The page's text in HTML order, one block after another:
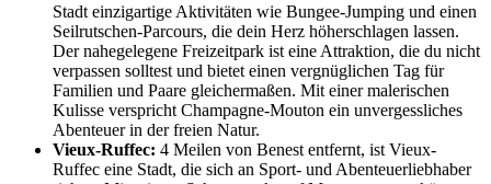
Stadt einzigartige Aktivitäten wie Bungee-Jumping und einen
Seilrutschen-Parcours, die dein Herz höherschlagen lassen.
Der nahegelegene Freizeitpark ist eine Attraktion, die du nicht
verpassen solltest und bietet einen vergnüglichen Tag für
Familien und Paare gleichermaßen. Mit einer malerischen
Kulisse verspricht Champagne-Mouton ein unvergessliches
Abenteuer in der freien Natur.
Vieux-Ruffec: 4 Meilen von Benest entfernt, ist Vieux-
Ruffec eine Stadt, die sich an Sport- und Abenteuerliebhaber